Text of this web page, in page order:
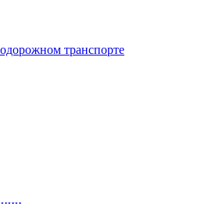
транспорте